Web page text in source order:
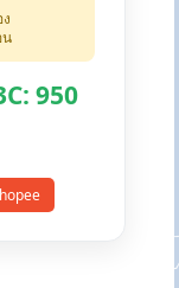
น
950